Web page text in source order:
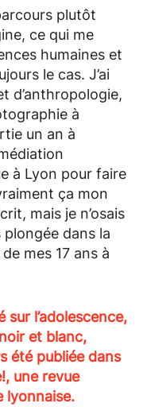
plutôt
ce qui me
humaines et
le cas. J’ai
d’anthropologie,
à
un an à
à Lyon pour faire
ça mon
mais je n’osais
dans la
mes 17 ans à
l’adolescence,
et blanc,
été publiée dans
une revue
lyonnaise.